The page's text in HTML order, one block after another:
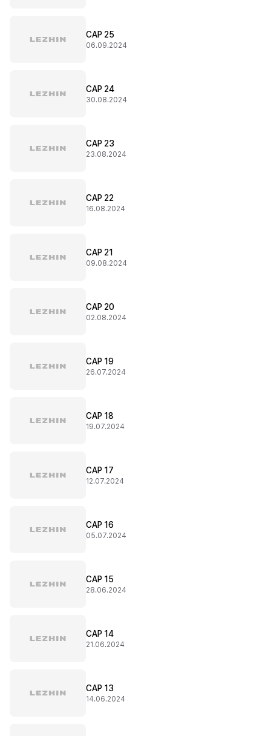
CAP 25
06.09.2024
CAP 24
30.08.2024
CAP 23
23.08.2024
CAP 22
16.08.2024
CAP 21
09.08.2024
CAP 20
02.08.2024
CAP 19
26.07.2024
CAP 18
19.07.2024
CAP 17
12.07.2024
CAP 16
05.07.2024
CAP 15
28.06.2024
CAP 14
21.06.2024
CAP 13
14.06.2024